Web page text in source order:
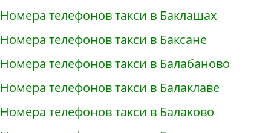
Номера телефонов такси в Баклашах
Номера телефонов такси в Баксане
Номера телефонов такси в Балабаново
Номера телефонов такси в Балаклаве
Номера телефонов такси в Балаково